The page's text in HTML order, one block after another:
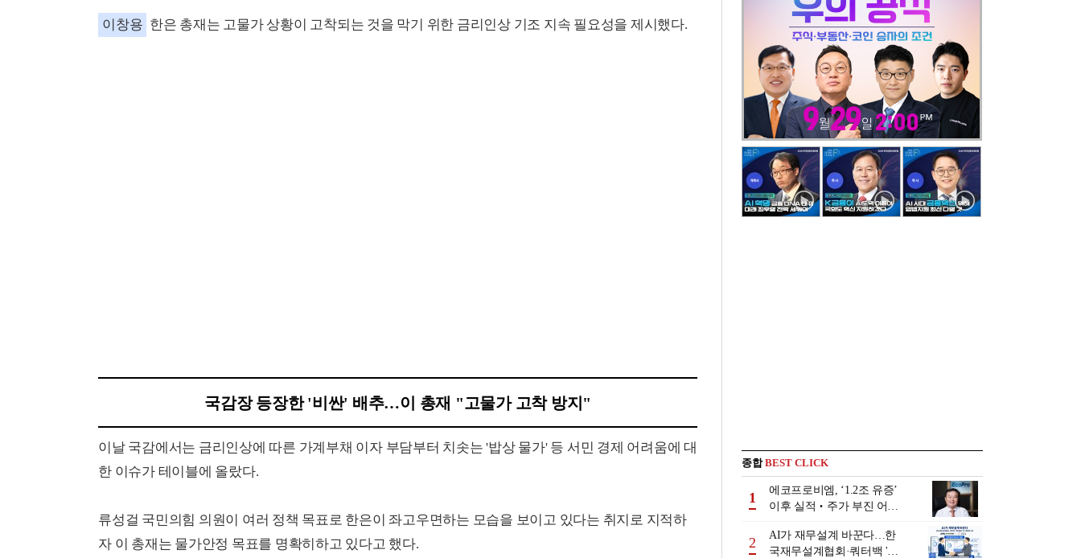
이창용 한은 총재는 고물가 상황이 고착되는 것을 막기 위한 금리인상 기조 지속 필요성을 제시했다.
국감장 등장한 '비싼' 배추…이 총재 "고물가 고착 방지"
이날 국감에서는 금리인상에 따른 가계부채 이자 부담부터 치솟는 '밥상 물가' 등 서민 경제 어려움에 대
한 이슈가 테이블에 올랐다.
류성걸 국민의힘 의원이 여러 정책 목표로 한은이 좌고우면하는 모습을 보이고 있다는 취지로 지적하
자 이 총재는 물가안정 목표를 명확히하고 있다고 했다.
종합BEST CLICK
1
에코프로비엠, ‘1.2조 유증’
이후 실적‧주가 부진 어쩌
2
AI가 재무설계 바꾼다…한
국재무설계협회·쿼터백 '베